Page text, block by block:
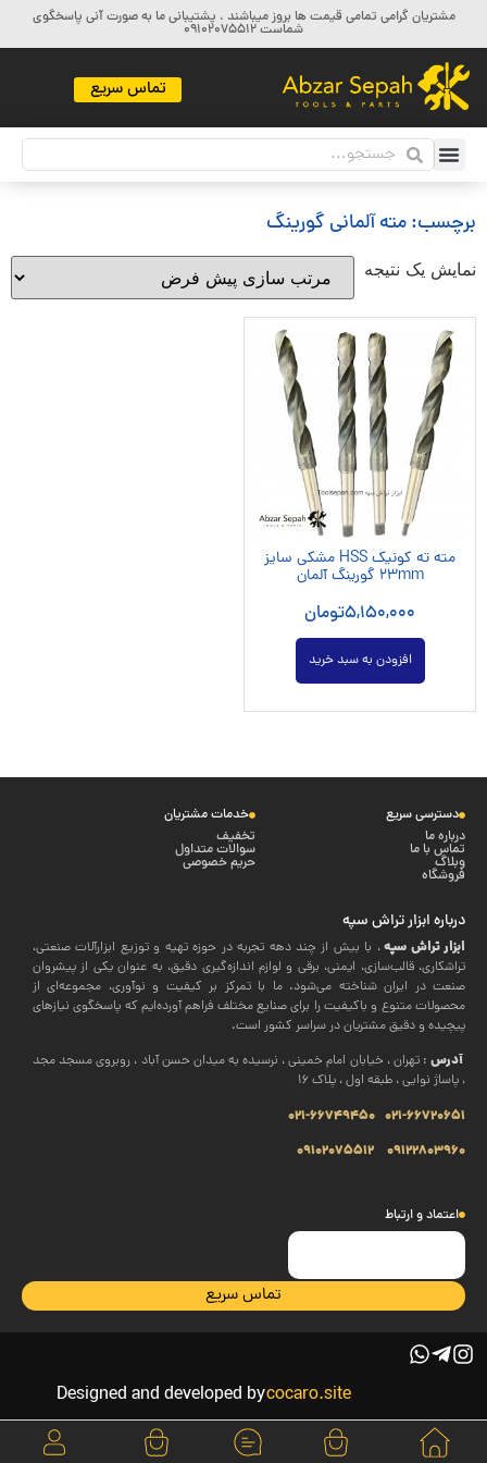
مشتریان گرامی تمامی قیمت ها بروز میباشند ، پشتیبانی ما به صورت آنی پاسخگوی
شماست 09102075512
تماس سریع
برچسب: مته آلمانی گورینگ
نمایش یک نتیجه
مته ته کونیک HSS مشکی سایز
23mm گورینگ آلمان
5,150,000تومان
افزودن به سبد خرید
دسترسی سریع
درباره ما
تماس با ما
وبلاگ
فروشگاه
خدمات مشتریان
تخفیف
سوالات متداول
حریم خصوصی
درباره ابزار تراش سپه
ابزار تراش سپه، با بیش از چند دهه تجربه در حوزه تهیه و توزیع ابزارآلات صنعتی،
تراشکاری، قالب‌سازی، ایمنی، برقی و لوازم اندازه‌گیری دقیق، به عنوان یکی از پیشروان
صنعت در ایران شناخته می‌شود. ما با تمرکز بر کیفیت و نوآوری، مجموعه‌ای از
محصولات متنوع و باکیفیت را برای صنایع مختلف فراهم آورده‌ایم که پاسخگوی نیازهای
پیچیده و دقیق مشتریان در سراسر کشور است.
آدرس : تهران ، خیابان امام خمینی ، نرسیده به میدان حسن آباد ، روبروی مسجد مجد
، پاساژ نوایی ، طبقه اول ، پلاک 16
021-66720651
021-66749450
09122803960
09102075512
اعتماد و ارتباط
تماس سریع
Designed and developed bycocaro.site